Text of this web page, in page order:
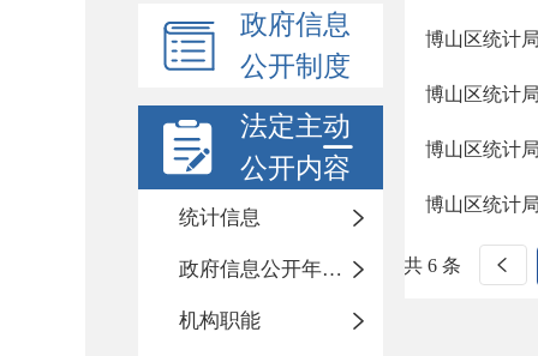
政府信息
公开制度
法定主动
公开内容
统计信息
政府信息公开年度报告
机构职能
博山区统计
博山区统计
博山区统计
博山区统计
共 6 条